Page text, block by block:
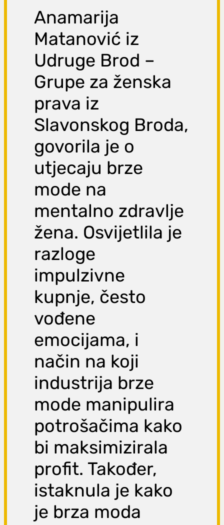
Anamarija
Matanović iz
Udruge Brod –
Grupe za ženska
prava iz
Slavonskog Broda,
govorila je o
utjecaju brze
mode na
mentalno zdravlje
žena. Osvijetlila je
razloge
impulzivne
kupnje, često
vođene
emocijama, i
način na koji
industrija brze
mode manipulira
potrošačima kako
bi maksimizirala
profit. Također,
istaknula je kako
je brza moda